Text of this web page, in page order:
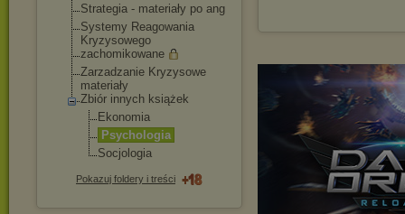
Strategia - materiały po ang
Systemy Reagowania
Kryzysowego
zachomikowane
Zarzadzanie Kryzysowe
materiały
Zbiór innych książek
Ekonomia
Psychologia
Socjologia
Pokazuj foldery i treści